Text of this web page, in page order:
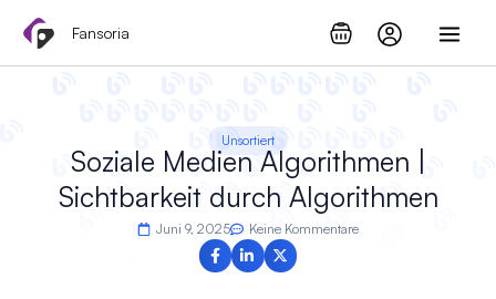
Inhalt
springen
Fansoria
Unsortiert
Soziale Medien Algorithmen |
Sichtbarkeit durch Algorithmen
Juni 9, 2025 Keine Kommentare